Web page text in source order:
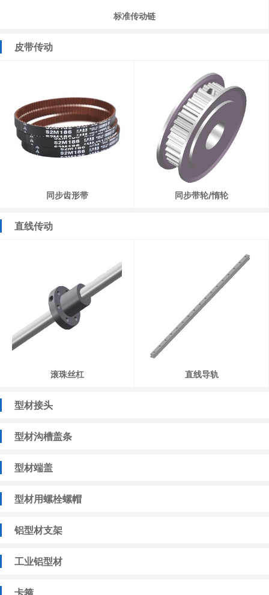
标准传动链
皮带传动
同步齿形带 同步带轮/惰轮
直线传动
滚珠丝杠 直线导轨
型材接头
型材沟槽盖条
型材端盖
型材用螺栓螺帽
铝型材支架
工业铝型材